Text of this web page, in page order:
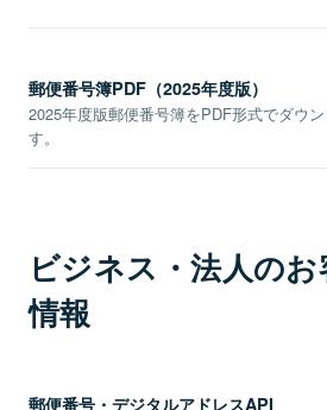
郵便番号簿PDF（2025年度版）
2025年度版郵便番号簿をPDF形式でダウ
す。
ビジネス・法人の
情報
郵便番号・デジタルアドレスAPI